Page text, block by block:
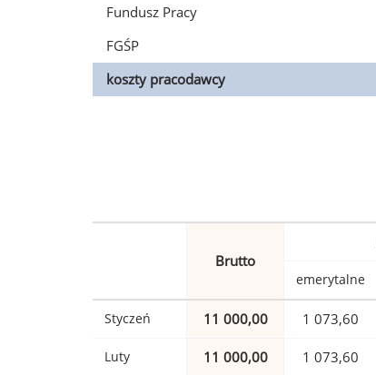
Fundusz Pracy
FGŚP
koszty pracodawcy
Brutto
emerytalne
Styczeń 11 000,00 1 073,60
Luty 11 000,00 1 073,60